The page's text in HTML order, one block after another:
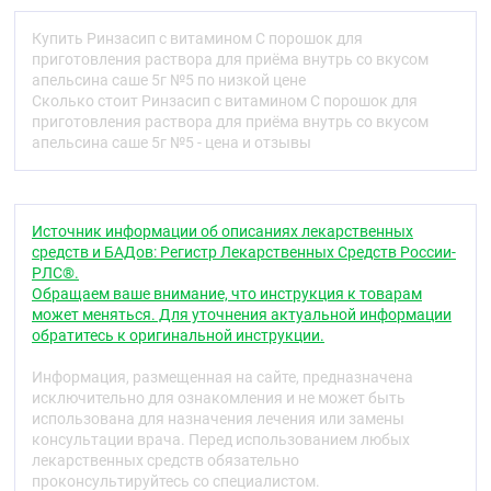
Со вкусом лимона:порошок от светло-желтого до
желтого цвета с белыми и желтыми вкраплениями.
Со вкусом черной смородины:порошок от
розового до розовато-красного цвета с белыми и
красными вкраплениями.
(анальгезирующее ненаркотическое средство +
психостимулирующее средство + альфа-
адреномиметик + H1-гистаминовых рецепторов
блокатор + витамин)
Код АТХ
N02BE51
Фармакологические свойства
Фармакодинамика
Комбинированное средство, оказывает
Купить Ринзасип с витамином С порошок для
приготовления раствора для приёма внутрь со вкусом
апельсина саше 5г №5 по низкой цене
Сколько стоит Ринзасип с витамином С порошок для
приготовления раствора для приёма внутрь со вкусом
апельсина саше 5г №5 - цена и отзывы
Источник информации об описаниях лекарственных
средств и БАДов: Регистр Лекарственных Средств России-
РЛС®.
Обращаем ваше внимание, что инструкция к товарам
может меняться. Для уточнения актуальной информации
обратитесь к оригинальной инструкции.
Информация, размещенная на сайте, предназначена
исключительно для ознакомления и не может быть
использована для назначения лечения или замены
консультации врача. Перед использованием любых
лекарственных средств обязательно
проконсультируйтесь со специалистом.